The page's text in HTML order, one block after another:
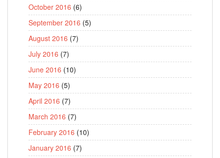
October 2016 (6)
September 2016 (5)
August 2016 (7)
July 2016 (7)
June 2016 (10)
May 2016 (5)
April 2016 (7)
March 2016 (7)
February 2016 (10)
January 2016 (7)